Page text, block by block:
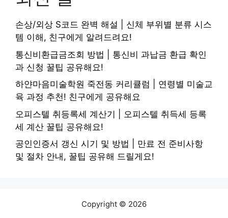
손상/외상 S코드 완벽 해설 | 신체 부위별 분류 시스
템 이해, 친구에게 알려드려요!
통신비환급금조회 방법 | 통신비 과납금 환급 확인
과 신청 꿀팁 공유해요!
하얀마음미술학원 죽전동 커리큘럼 | 연령별 미술교
육 과정 추천! 친구에게 공유해요
오피스텔 취등록세 계산기 | 오피스텔 취득세 등록
세 계산 꿀팁 공유해요!
공인인증서 갱신 시기 및 방법 | 만료 전 준비사항
및 절차 안내, 꿀팁 공유해 드릴게요!
Copyright © 2026